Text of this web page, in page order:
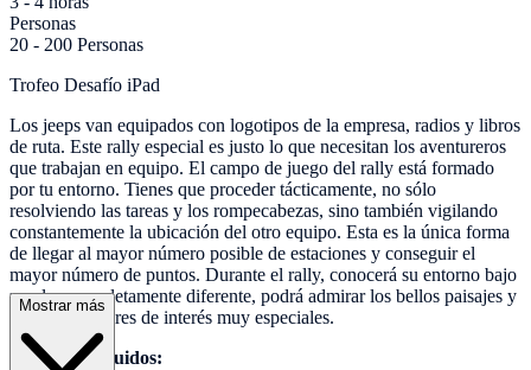
Personas
20 - 200 Personas
Trofeo Desafío iPad
Los jeeps van equipados con logotipos de la empresa, radios y libros
de ruta. Este rally especial es justo lo que necesitan los aventureros
que trabajan en equipo. El campo de juego del rally está formado
por tu entorno. Tienes que proceder tácticamente, no sólo
resolviendo las tareas y los rompecabezas, sino también vigilando
constantemente la ubicación del otro equipo. Esta es la única forma
de llegar al mayor número posible de estaciones y conseguir el
mayor número de puntos. Durante el rally, conocerá su entorno bajo
una luz completamente diferente, podrá admirar los bellos paisajes y
descubrir lugares de interés muy especiales.
Servicios incluidos:
Mostrar más